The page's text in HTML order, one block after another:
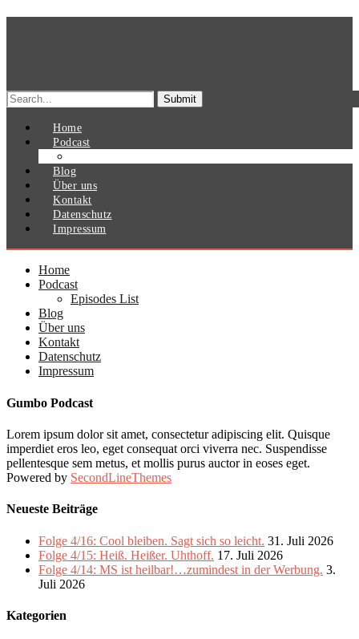
Search
for:
Home
Podcast
Blog
Über uns
Kontakt
Datenschutz
Impressum
Home
Podcast
Episodes List
Blog
Über uns
Kontakt
Datenschutz
Impressum
Gumbo Podcast
Lorem ipsum dolor sit amet, consectetur adipiscing elit. Quisque
imperdiet eros leo, eget consequat orci viverra nec. Suspendisse
pellentesque sem metus, et mollis purus auctor in eoses eget.
Powered by SecondLineThemes
Neueste Beiträge
Folge 4/16: Cool bleiben. Sagt sich so leicht. 31. Juli 2026
Folge 4/15: Heiß. Heißer. Uhthoff. 17. Juli 2026
Folge 4/14: MS ist heilbar!…zumindest in der Werbung. 3.
Juli 2026
Kategorien